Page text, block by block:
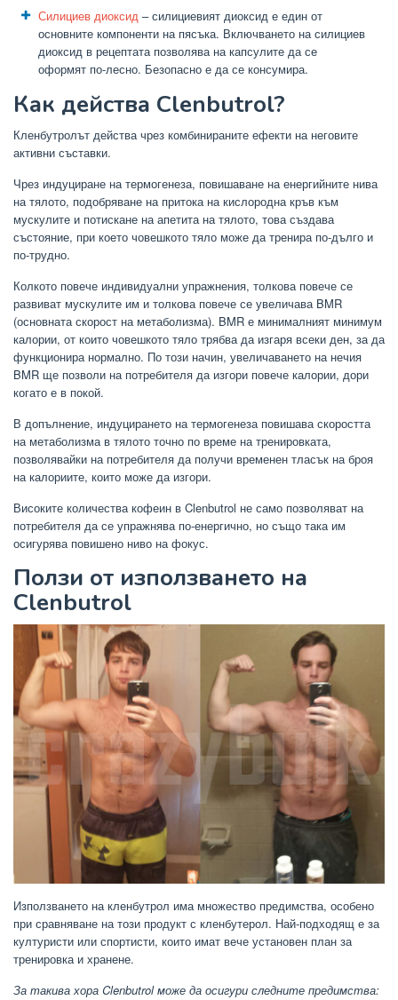
Силициев диоксид – силициевият диоксид е един от
основните компоненти на пясъка. Включването на силициев
диоксид в рецептата позволява на капсулите да се
оформят по-лесно. Безопасно е да се консумира.
Как действа Clenbutrol?
Кленбутролът действа чрез комбинираните ефекти на неговите
активни съставки.
Чрез индуциране на термогенеза, повишаване на енергийните нива
на тялото, подобряване на притока на кислородна кръв към
мускулите и потискане на апетита на тялото, това създава
състояние, при което човешкото тяло може да тренира по-дълго и
по-трудно.
Колкото повече индивидуални упражнения, толкова повече се
развиват мускулите им и толкова повече се увеличава BMR
(основната скорост на метаболизма). BMR е минималният минимум
калории, от които човешкото тяло трябва да изгаря всеки ден, за да
функционира нормално. По този начин, увеличаването на нечия
BMR ще позволи на потребителя да изгори повече калории, дори
когато е в покой.
В допълнение, индуцирането на термогенеза повишава скоростта
на метаболизма в тялото точно по време на тренировката,
позволявайки на потребителя да получи временен тласък на броя
на калориите, които може да изгори.
Високите количества кофеин в Clenbutrol не само позволяват на
потребителя да се упражнява по-енергично, но също така им
осигурява повишено ниво на фокус.
Ползи от използването на
Clenbutrol
Използването на кленбутрол има множество предимства, особено
при сравняване на този продукт с кленбутерол. Най-подходящ е за
културисти или спортисти, които имат вече установен план за
тренировка и хранене.
За такива хора Clenbutrol може да осигури следните предимства: